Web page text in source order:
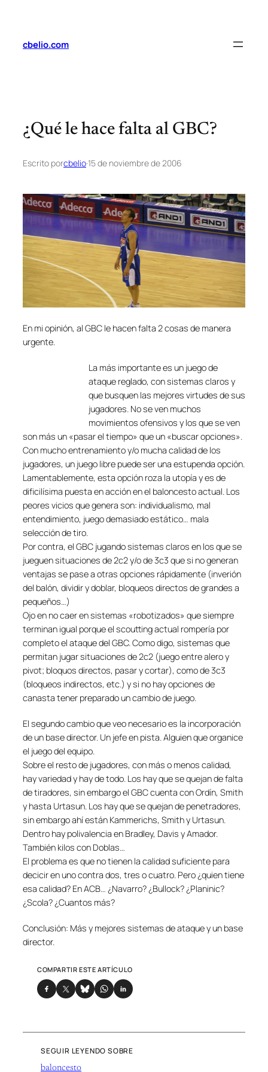
contenido
cbelio.com
¿Qué le hace falta al GBC?
Escrito porcbelio·15 de noviembre de 2006
En mi opinión, al GBC le hacen falta 2 cosas de manera
urgente.
La más importante es un juego de
ataque reglado, con sistemas claros y
que busquen las mejores virtudes de sus
jugadores. No se ven muchos
movimientos ofensivos y los que se ven
son más un «pasar el tiempo» que un «buscar opciones».
Con mucho entrenamiento y/o mucha calidad de los
jugadores, un juego libre puede ser una estupenda opción.
Lamentablemente, esta opción roza la utopía y es de
dificilísima puesta en acción en el baloncesto actual. Los
peores vicios que genera son: individualismo, mal
entendimiento, juego demasiado estático… mala
selección de tiro.
Por contra, el GBC jugando sistemas claros en los que se
jueguen situaciones de 2c2 y/o de 3c3 que si no generan
ventajas se pase a otras opciones rápidamente (inverión
del balón, dividir y doblar, bloqueos directos de grandes a
pequeños…)
Ojo en no caer en sistemas «robotizados» que siempre
terminan igual porque el scoutting actual rompería por
completo el ataque del GBC. Como digo, sistemas que
permitan jugar situaciones de 2c2 (juego entre alero y
pivot; bloquos directos, pasar y cortar), como de 3c3
(bloqueos indirectos, etc.) y si no hay opciones de
canasta tener preparado un cambio de juego.
El segundo cambio que veo necesario es la incorporación
de un base director. Un jefe en pista. Alguien que organice
el juego del equipo.
Sobre el resto de jugadores, con más o menos calidad,
hay variedad y hay de todo. Los hay que se quejan de falta
de tiradores, sin embargo el GBC cuenta con Ordín, Smith
y hasta Urtasun. Los hay que se quejan de penetradores,
sin embargo ahí están Kammerichs, Smith y Urtasun.
Dentro hay polivalencia en Bradley, Davis y Amador.
También kilos con Doblas…
El problema es que no tienen la calidad suficiente para
decicir en uno contra dos, tres o cuatro. Pero ¿quien tiene
esa calidad? En ACB… ¿Navarro? ¿Bullock? ¿Planinic?
¿Scola? ¿Cuantos más?
Conclusión: Más y mejores sistemas de ataque y un base
director.
COMPARTIR ESTE ARTÍCULO
SEGUIR LEYENDO SOBRE
baloncesto